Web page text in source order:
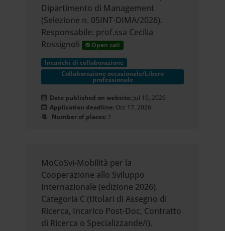
Dipartimento di Management
(Selezione n. 05INT-DIMA/2026).
Responsabile: prof.ssa Cecilia
Rossignoli
Open call
Incarichi di collaborazione
Collaborazione occasionale/Libero
professionale
Date published on website: Jul 10, 2026
Application deadline: Oct 17, 2026
Number of places: 1
MoCoSvi-Mobilità per la
Cooperazione allo Sviluppo
Internazionale (edizione 2026).
Categoria C (titolari di Assegno di
Ricerca, Incarico Post-Doc, Contratto
di Ricerca o Specializzande/i).